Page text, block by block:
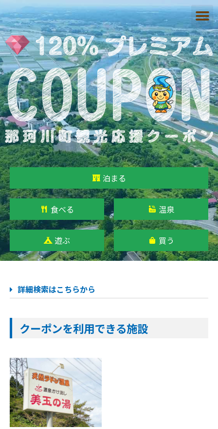
泊まる
食べる 温泉
遊ぶ 買う
クーポンを利用できる施設
詳細検索はこちらから